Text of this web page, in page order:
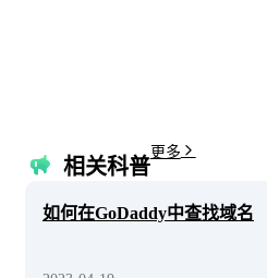
相关科普
更多
如何在GoDaddy中查找域名